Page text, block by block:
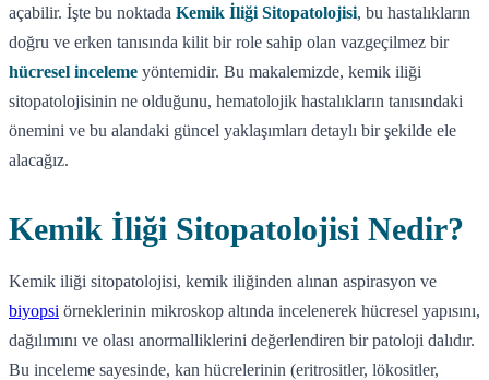
açabilir. İşte bu noktada Kemik İliği Sitopatolojisi, bu hastalıkların
doğru ve erken tanısında kilit bir role sahip olan vazgeçilmez bir
hücresel inceleme yöntemidir. Bu makalemizde, kemik iliği
sitopatolojisinin ne olduğunu, hematolojik hastalıkların tanısındaki
önemini ve bu alandaki güncel yaklaşımları detaylı bir şekilde ele
alacağız.
Kemik İliği Sitopatolojisi Nedir?
Kemik iliği sitopatolojisi, kemik iliğinden alınan aspirasyon ve
biyopsi örneklerinin mikroskop altında incelenerek hücresel yapısını,
dağılımını ve olası anormalliklerini değerlendiren bir patoloji dalıdır.
Bu inceleme sayesinde, kan hücrelerinin (eritrositler, lökositler,